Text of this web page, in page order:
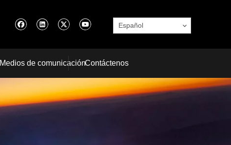
Español
Medios de comunicaciónContáctenos